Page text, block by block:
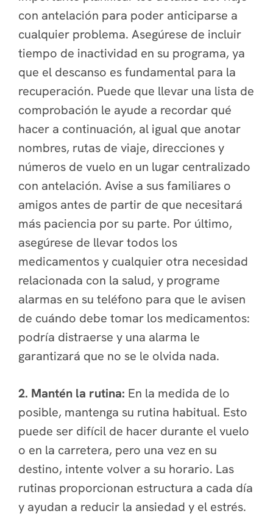
con antelación para poder anticiparse a
cualquier problema. Asegúrese de incluir
tiempo de inactividad en su programa, ya
que el descanso es fundamental para la
recuperación. Puede que llevar una lista de
comprobación le ayude a recordar qué
hacer a continuación, al igual que anotar
nombres, rutas de viaje, direcciones y
números de vuelo en un lugar centralizado
con antelación. Avise a sus familiares o
amigos antes de partir de que necesitará
más paciencia por su parte. Por último,
asegúrese de llevar todos los
medicamentos y cualquier otra necesidad
relacionada con la salud, y programe
alarmas en su teléfono para que le avisen
de cuándo debe tomar los medicamentos:
podría distraerse y una alarma le
garantizará que no se le olvida nada.
2. Mantén la rutina: En la medida de lo
posible, mantenga su rutina habitual. Esto
puede ser difícil de hacer durante el vuelo
o en la carretera, pero una vez en su
destino, intente volver a su horario. Las
rutinas proporcionan estructura a cada día
y ayudan a reducir la ansiedad y el estrés.